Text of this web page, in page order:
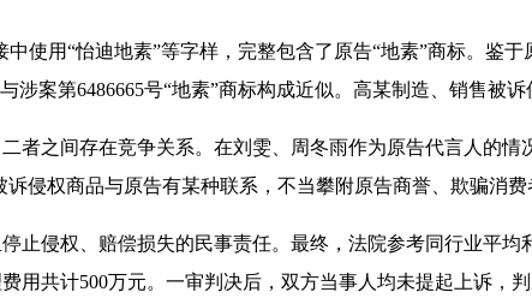
使用“怡迪地素”等字样，完整包含了原告“地素”商标。鉴
案第6486665号“地素”商标构成近似。高某制造、销售被
者之间存在竞争关系。在刘雯、周冬雨作为原告代言人的情
侵权商品与原告有某种联系，不当攀附原告商誉、欺骗消
止侵权、赔偿损失的民事责任。最终，法院参考同行业平
共计500万元。一审判决后，双方当事人均未提起上诉，判